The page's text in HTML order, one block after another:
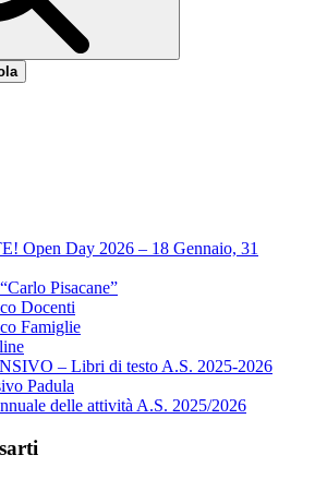
Open Day 2026 – 18 Gennaio, 31
Pisacane”
Docenti
Famiglie
– Libri di testo A.S. 2025-2026
Padula
delle attività A.S. 2025/2026